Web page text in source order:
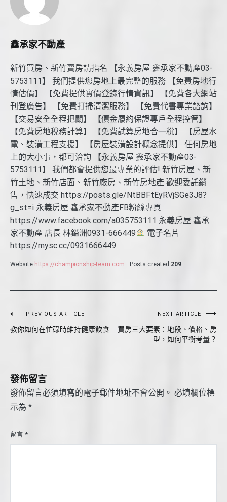
鑫承家不動產
新竹買房、新竹賣房請指名 【永義房屋 鑫承家不動產03-
5753111】 我們提供您房地上最完整的服務 【免費房地行
情估價】 【免費提供實價登錄行情資訊】 【免費各大網站
刊登廣告】 【免費打掃清潔服務】 【免費代書專業諮詢】
【交易安全全程把關】 【價金履約保證專戶全程控管】
【免費房地稅務計算】 【免費試算房地合一稅】 【房屋水
電、裝潢工程支援】 【房屋裝潢設計概念提供】 任何房地
上的大小事，都可洽詢 【永義房屋 鑫承家不動產03-
5753111】 我們都會提供您最專業的評估! 新竹房屋、新
竹土地、新竹店面、新竹廠房、新竹房地產 歡迎委託銷
售，快速成交 https://posts.gle/NtBBFtEyRVjSGe3J8?
g_st=i 永義房屋 鑫承家不動產FB粉絲專頁
https://www.facebook.com/a035753111 永義房屋 鑫承
家不動產 店長 林鎰洲0931-666449
電子名片
https://mysc.cc/0931666449
Website https://championship-team.com Posts created 209
文
章
覽
PREVIOUS ARTICLE
教你如何在忙碌時維持健康飲食
NEXT ARTICLE
買房三大要素：地段、價格、房
型，如何平衡考量？
發佈留言
發佈留言必須填寫的電子郵件地址不會公開。 必填欄位標
示為 *
留言 *